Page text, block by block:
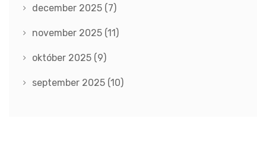
december 2025 (7)
november 2025 (11)
október 2025 (9)
september 2025 (10)